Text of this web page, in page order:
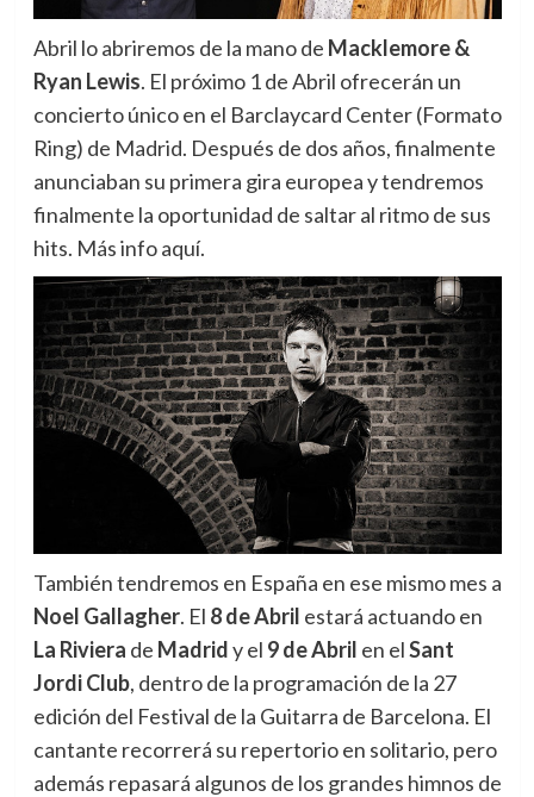
Abril lo abriremos de la mano de Macklemore &
Ryan Lewis. El próximo 1 de Abril ofrecerán un
concierto único en el Barclaycard Center (Formato
Ring) de Madrid. Después de dos años, finalmente
anunciaban su primera gira europea y tendremos
finalmente la oportunidad de saltar al ritmo de sus
hits. Más info aquí.
También tendremos en España en ese mismo mes a
Noel Gallagher. El 8 de Abril estará actuando en
La Riviera de Madridy el 9 de Abril en elSant
Jordi Club, dentro de la programación de la 27
edición del Festival de la Guitarra de Barcelona. El
cantante recorrerá su repertorio en solitario, pero
además repasará algunos de los grandes himnos de